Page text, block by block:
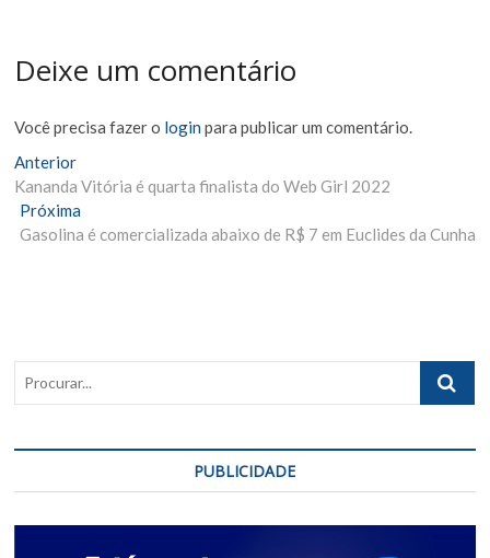
Deixe um comentário
Você precisa fazer o login para publicar um comentário.
Navegação
de
Post
AnteriorMatéria
Anterior:
Kananda Vitória é quarta finalista do Web Girl 2022
PróximaPróxima
Materia:
Gasolina é comercializada abaixo de R$ 7 em Euclides da Cunha
PUBLICIDADE